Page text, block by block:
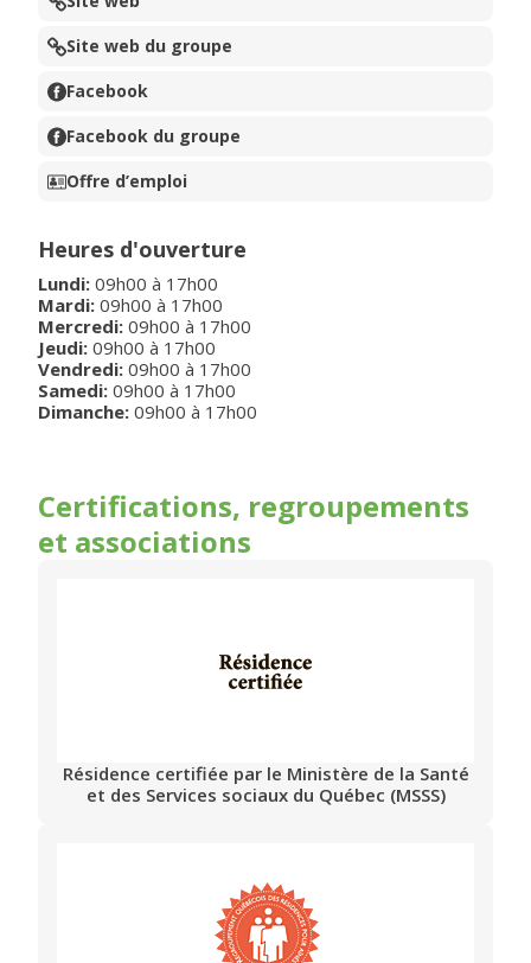
Site web du groupe
Facebook
Facebook du groupe
Offre d’emploi
Heures d'ouverture
Lundi: 09h00 à 17h00
Mardi: 09h00 à 17h00
Mercredi: 09h00 à 17h00
Jeudi: 09h00 à 17h00
Vendredi: 09h00 à 17h00
Samedi: 09h00 à 17h00
Dimanche: 09h00 à 17h00
Certifications, regroupements
et associations
Résidence certifiée par le Ministère de la Santé
et des Services sociaux du Québec (MSSS)